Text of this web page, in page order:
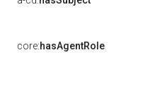
core:hasAgentRole